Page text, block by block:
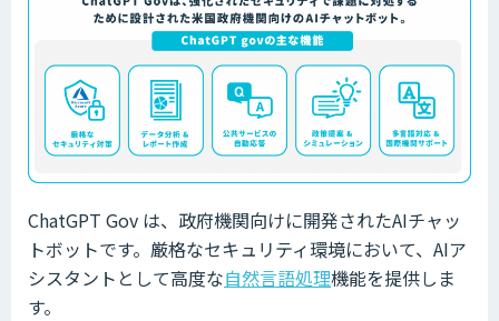
ChatGPT Gov は、政府機関向けに開発されたAIチャッ
トボットです。厳格なセキュリティ環境において、AIア
シスタントとして高度な自然言語処理機能を提供しま
す。